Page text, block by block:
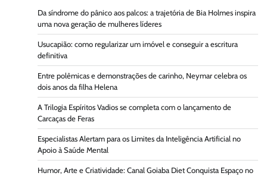
Da síndrome do pânico aos palcos: a trajetória de Bia Holmes inspira
uma nova geração de mulheres líderes
Usucapião: como regularizar um imóvel e conseguir a escritura
definitiva
Entre polêmicas e demonstrações de carinho, Neymar celebra os
dois anos da filha Helena
A Trilogia Espíritos Vadios se completa com o lançamento de
Carcaças de Feras
Especialistas Alertam para os Limites da Inteligência Artificial no
Apoio à Saúde Mental
Humor, Arte e Criatividade: Canal Goiaba Diet Conquista Espaço no